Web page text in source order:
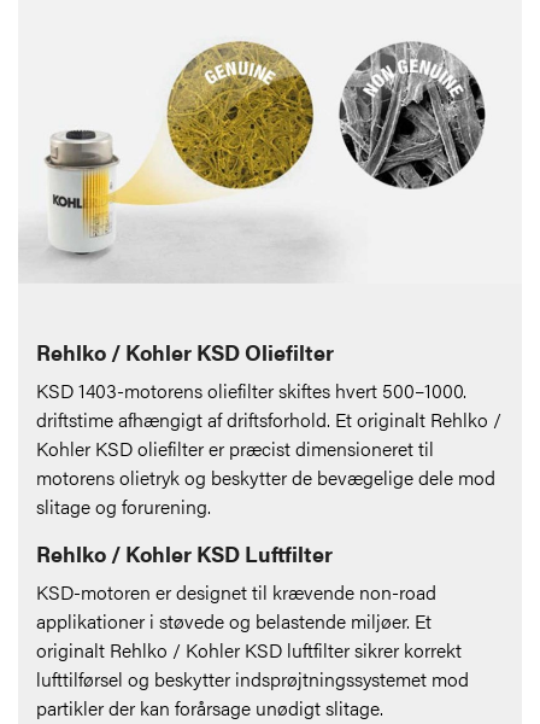
Rehlko / Kohler KSD Oliefilter
KSD 1403-motorens oliefilter skiftes hvert 500–1000.
driftstime afhængigt af driftsforhold. Et originalt Rehlko /
Kohler KSD oliefilter er præcist dimensioneret til
motorens olietryk og beskytter de bevægelige dele mod
slitage og forurening.
Rehlko / Kohler KSD Luftfilter
KSD-motoren er designet til krævende non-road
applikationer i støvede og belastende miljøer. Et
originalt Rehlko / Kohler KSD luftfilter sikrer korrekt
lufttilførsel og beskytter indsprøjtningssystemet mod
partikler der kan forårsage unødigt slitage.